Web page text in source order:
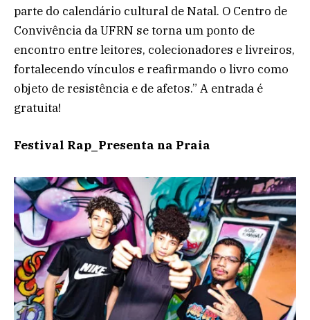
parte do calendário cultural de Natal. O Centro de
Convivência da UFRN se torna um ponto de
encontro entre leitores, colecionadores e livreiros,
fortalecendo vínculos e reafirmando o livro como
objeto de resistência e de afetos.” A entrada é
gratuita!
Festival Rap_Presenta na Praia